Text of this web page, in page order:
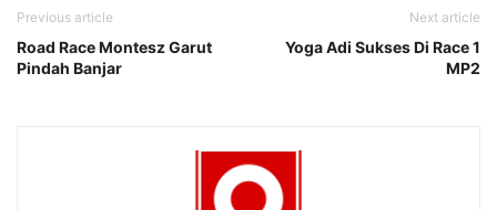
Previous article
Road Race Montesz Garut
Pindah Banjar
Next article
Yoga Adi Sukses Di Race 1
MP2